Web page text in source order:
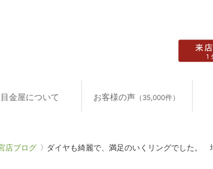
金屋について お客様の声 （35,000件）
店ブログ ダイヤも綺麗で、満足のいくリングでした